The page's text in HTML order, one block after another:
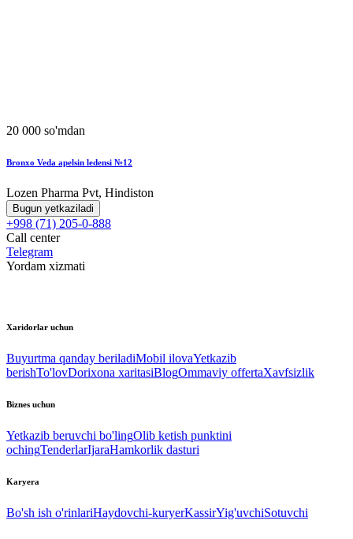
20 000 so'mdan
Bronxo Veda apelsin ledensi №12
Lozen Pharma Pvt, Hindiston
Bugun yetkaziladi
+998 (71) 205-0-888
Call center
Telegram
Yordam xizmati
Xaridorlar uchun
Buyurtma qanday beriladiMobil ilovaYetkazib
berishTo'lovDorixona xaritasiBlogOmmaviy offertaXavfsizlik
Biznes uchun
Yetkazib beruvchi bo'lingOlib ketish punktini
ochingTenderlarIjaraHamkorlik dasturi
Karyera
Bo'sh ish o'rinlariHaydovchi-kuryerKassirYig'uvchiSotuvchi